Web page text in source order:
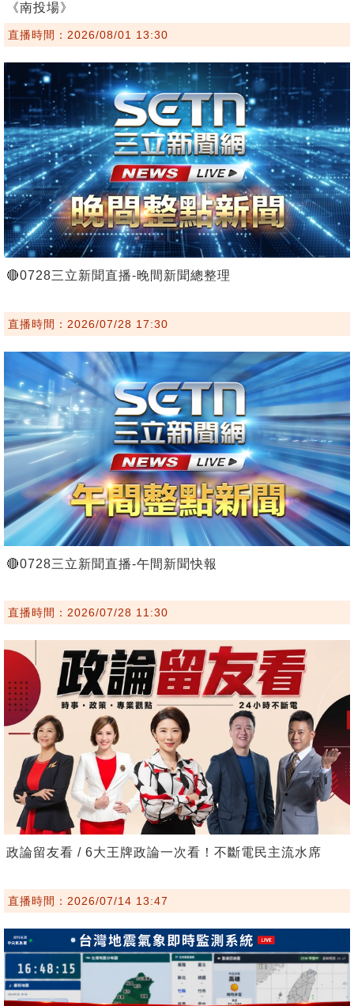
《南投場》
直播時間：2026/08/01 13:30
🔴0728三立新聞直播-晚間新聞總整理
直播時間：2026/07/28 17:30
🔴0728三立新聞直播-午間新聞快報
直播時間：2026/07/28 11:30
政論留友看 / 6大王牌政論一次看！不斷電民主流水席
直播時間：2026/07/14 13:47